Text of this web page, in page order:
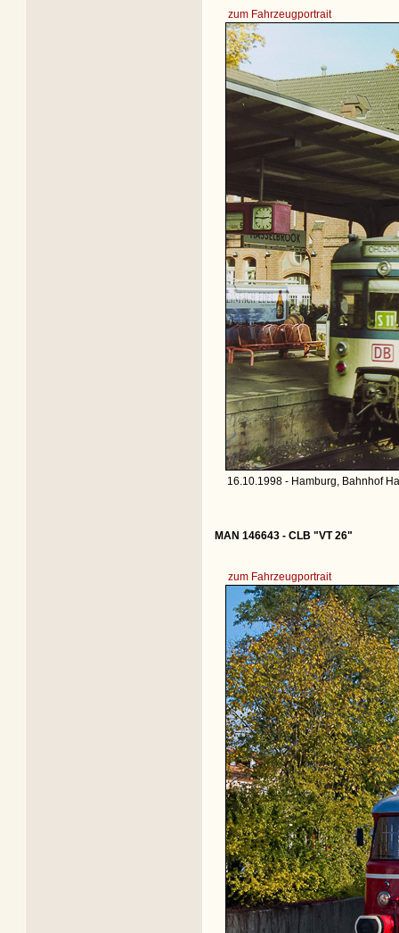
zum Fahrzeugportrait
16.10.1998 - Hamburg, Bahnhof
MAN 146643 - CLB "VT 26"
zum Fahrzeugportrait